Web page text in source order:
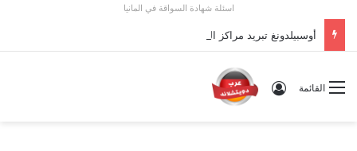
اسئلة شهادة السواقة في المانيا
أوسبيلدونغ تبريد مراكز البيانات في ألمانيا 2026: الأجور والشروط
القائمة تسجيل الدخول